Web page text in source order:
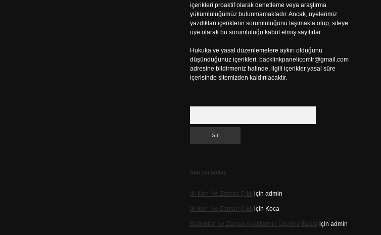
içerikleri proaktif olarak denetleme veya araştırma
yükümlülüğümüz bulunmamaktadır. Ancak, üyelerimiz
yazdıkları içeriklerin sorumluluğunu taşımakta olup, siteye
üye olarak bu sorumluluğu kabul etmiş sayılırlar.
Hukuka ve yasal düzenlemelere aykırı olduğunu
düşündüğünüz içerikleri, backlinkpanelicomtr@gmail.com
adresine bildirmeniz halinde, ilgili içerikler yasal süre
içerisinde sitemizden kaldırılacaktır.
Son yorumlar
Ilk Ken Ne Zaman Çıktı için admin
Ilk Ken Ne Zaman Çıktı için Koca
Bebekler Ne Zaman Ayaklarının Üzerine Basariçin admin